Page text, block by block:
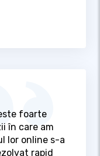
foarte
în care am
lor online s-a
rapid